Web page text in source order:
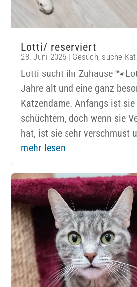
Lotti/ reserviert
28. Juni 2026 | Gesuch, suche
Lotti sucht ihr Zuhause
Jahre alt und eine ganz
Katzendame. Anfangs ist sie
schüchtern, doch wenn sie
hat, ist sie sehr verschmust
mehr lesen